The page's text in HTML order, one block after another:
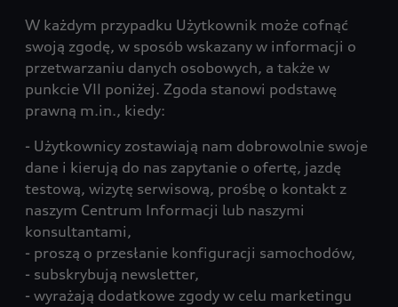
W każdym przypadku Użytkownik może cofnąć
swoją zgodę, w sposób wskazany w informacji o
przetwarzaniu danych osobowych, a także w
punkcie VII poniżej. Zgoda stanowi podstawę
prawną m.in., kiedy:
- Użytkownicy zostawiają nam dobrowolnie swoje
dane i kierują do nas zapytanie o ofertę, jazdę
testową, wizytę serwisową, prośbę o kontakt z
naszym Centrum Informacji lub naszymi
konsultantami,
- proszą o przesłanie konfiguracji samochodów,
- subskrybują newsletter,
- wyrażają dodatkowe zgody w celu marketingu